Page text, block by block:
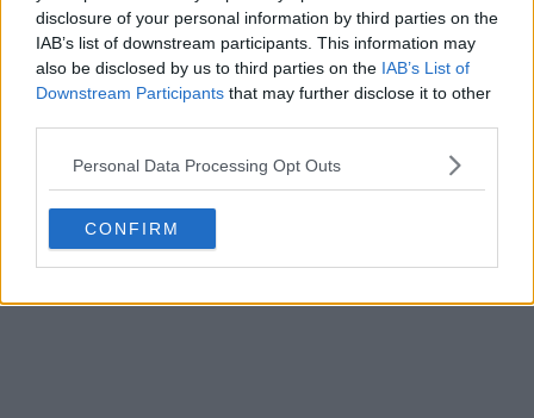
disclosure of your personal information by third parties on the
IAB’s list of downstream participants. This information may
also be disclosed by us to third parties on the IAB’s List of
Downstream Participants that may further disclose it to other
Personal Data Processing Opt Outs
CONFIRM